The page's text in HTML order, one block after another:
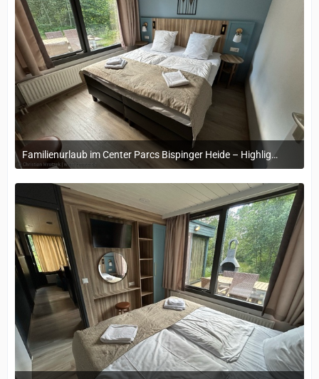
Familienurlaub im Center Parcs Bispinger Heide – Highlights & Erinnerungen
22. November 2024 um 14:13